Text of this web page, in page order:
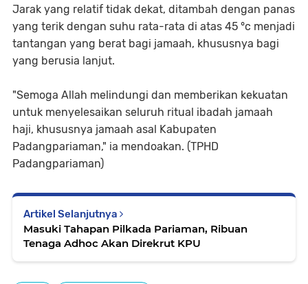
Jarak yang relatif tidak dekat, ditambah dengan panas
yang terik dengan suhu rata-rata di atas 45 °c menjadi
tantangan yang berat bagi jamaah, khususnya bagi
yang berusia lanjut.
"Semoga Allah melindungi dan memberikan kekuatan
untuk menyelesaikan seluruh ritual ibadah jamaah
haji, khususnya jamaah asal Kabupaten
Padangpariaman," ia mendoakan. (TPHD
Padangpariaman)
Artikel Selanjutnya
Masuki Tahapan Pilkada Pariaman, Ribuan
Tenaga Adhoc Akan Direkrut KPU